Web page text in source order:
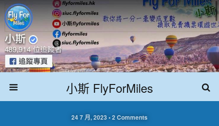
小斯 FlyForMiles
24 7 月, 2023 • 2 Comments